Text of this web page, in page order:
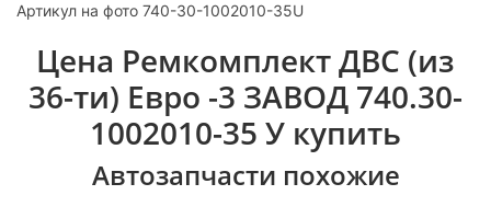
Артикул на фото 740-30-1002010-35U
Цена Ремкомплект ДВС (из
36-ти) Евро -3 ЗАВОД 740.30-
1002010-35 У купить
Автозапчасти похожие